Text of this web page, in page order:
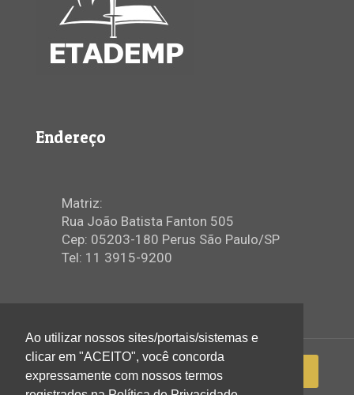
Endereço
Matriz:
Rua João Batista Fanton 505
Cep: 05203-180 Perus São Paulo/SP
Tel: 11 3915-9200
Ao utilizar nossos sites/portais/sistemas e
clicar em "ACEITO", você concorda
expressamente com nossos termos